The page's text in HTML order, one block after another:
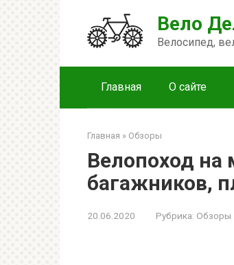
Вело
Велосипед,
Главная О сайте
Главная » Обзоры
Велопоход
багажников,
20.06.2020 Рубрика: Обзоры